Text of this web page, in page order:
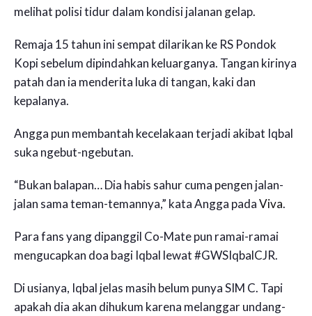
melihat polisi tidur dalam kondisi jalanan gelap.
Remaja 15 tahun ini sempat dilarikan ke RS Pondok
Kopi sebelum dipindahkan keluarganya. Tangan kirinya
patah dan ia menderita luka di tangan, kaki dan
kepalanya.
Angga pun membantah kecelakaan terjadi akibat Iqbal
suka ngebut-ngebutan.
“Bukan balapan… Dia habis sahur cuma pengen jalan-
jalan sama teman-temannya,” kata Angga padaViva.
Para fans yang dipanggil Co-Mate pun ramai-ramai
mengucapkan doa bagi Iqbal lewat #GWSIqbalCJR.
Di usianya, Iqbal jelas masih belum punya SIM C. Tapi
apakah dia akan dihukum karena melanggar undang-